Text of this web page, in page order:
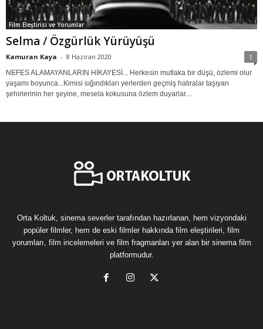
Film Eleştirisi ve Yorumlar
Selma / Özgürlük Yürüyüşü
Kamuran Kaya - 8 Haziran 2020 1
NEFES ALAMAYANLARIN HİKAYESİ... Herkesin mutlaka bir düşü, özlemi olur
yaşamı boyunca...Kimisi sığındıkları yerlerden geçmiş hatıralar taşıyan
şehirlerinin her şeyine, mesela kokusuna özlem duyarlar....
Orta Koltuk, sinema severler tarafından hazırlanan, hem vizyondaki
popüler filmler, hem de eski filmler hakkında film eleştirileri, film
yorumları, film incelemeleri ve film fragmanları yer alan bir sinema film
platformudur.